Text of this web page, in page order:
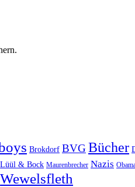
Brokdorf BVG Bücher
Lüül & Bock Maurenbrecher Nazis
Wewelsfleth